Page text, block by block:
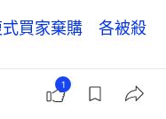
買家棄購 各被殺
1